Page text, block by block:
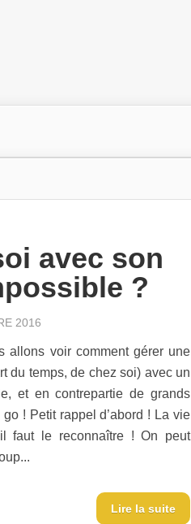
avec son
?
2016
allons voir comment gérer une
du temps, de chez soi) avec un
et en contrepartie de grands
! Petit rappel d’abord ! La vie
faut le reconnaître ! On peut
Lire la suite